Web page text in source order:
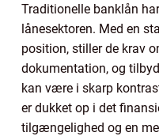
Traditionelle banklån
lånesektoren. Med en
position, stiller de krav
dokumentation, og
kan være i skarp
er dukket op i det
tilgængelighed og en